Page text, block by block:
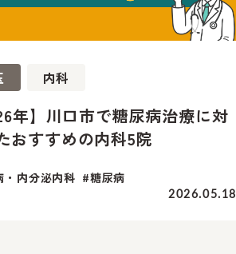
内科
年】川口市で糖尿病治療に対
おすすめの内科5院
・内分泌内科 #糖尿病
2026.05.18